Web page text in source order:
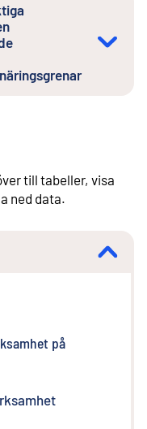
till tabeller, visa
ned data.
på